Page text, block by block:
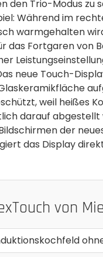
den Trio-Modus zu
Während im
warmgehalten
das Fortgaren von
neue Touch-
weil heißes
darauf abgestellt
der
das Display
von